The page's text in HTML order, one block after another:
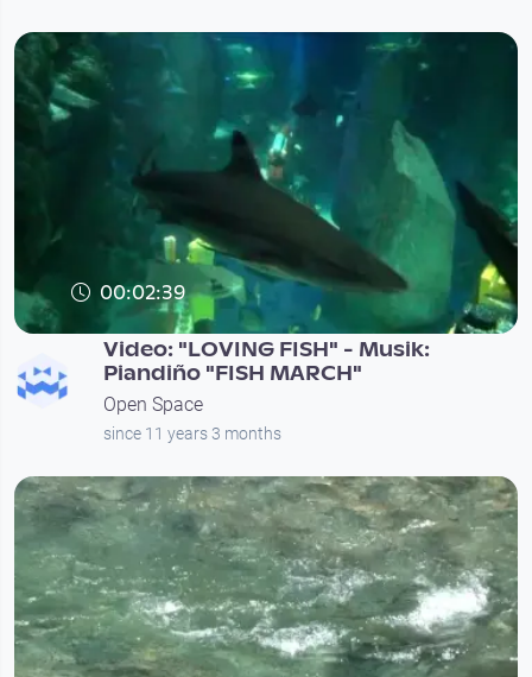
00:02:39
Video: "LOVING FISH" - Musik:
Piandiño "FISH MARCH"
Open Space
since 11 years 3 months